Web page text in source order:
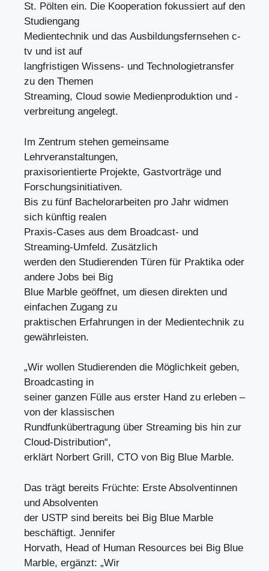
St. Pölten ein. Die Kooperation fokussiert auf den
Studiengang
Medientechnik und das Ausbildungsfernsehen c-
tv und ist auf
langfristigen Wissens- und Technologietransfer
zu den Themen
Streaming, Cloud sowie Medienproduktion und -
verbreitung angelegt.
Im Zentrum stehen gemeinsame
Lehrveranstaltungen,
praxisorientierte Projekte, Gastvorträge und
Forschungsinitiativen.
Bis zu fünf Bachelorarbeiten pro Jahr widmen
sich künftig realen
Praxis-Cases aus dem Broadcast- und
Streaming-Umfeld. Zusätzlich
werden den Studierenden Türen für Praktika oder
andere Jobs bei Big
Blue Marble geöffnet, um diesen direkten und
einfachen Zugang zu
praktischen Erfahrungen in der Medientechnik zu
gewährleisten.
„Wir wollen Studierenden die Möglichkeit geben,
Broadcasting in
seiner ganzen Fülle aus erster Hand zu erleben –
von der klassischen
Rundfunkübertragung über Streaming bis hin zur
Cloud-Distribution“,
erklärt Norbert Grill, CTO von Big Blue Marble.
Das trägt bereits Früchte: Erste Absolventinnen
und Absolventen
der USTP sind bereits bei Big Blue Marble
beschäftigt. Jennifer
Horvath, Head of Human Resources bei Big Blue
Marble, ergänzt: „Wir